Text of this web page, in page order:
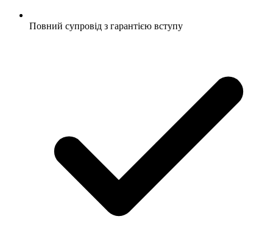
Повний супровід з гарантією вступу